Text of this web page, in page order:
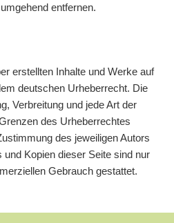
entfernen.
erstellten Inhalte und Werke auf
deutschen Urheberrecht. Die
Verbreitung und jede Art der
des Urheberrechtes
des jeweiligen Autors
Kopien dieser Seite sind nur
Gebrauch gestattet.